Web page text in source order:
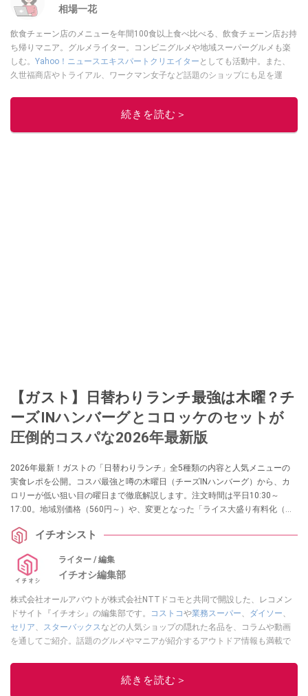
相場一花
飲食チェーン店のメニューを年間100食以上食べ比べる、飲食チェーン店お持
ち帰りマニア。グルメライター。コンビニグルメや地域スーパーグルメも楽
しむ。 Yahoo！ニュースエキスパートクリエイター としても活動中。また、
久世福商店やトライアル、ワークマン女子など話題のショップにも足を運
「週刊プレイボーイ」、宝島社「おいしい！ シャトレーゼBOOK」などでグ
ルメライター、食の専門家として出演実績あり。
続きを読む＞
【ガスト】日替わりランチ最強は木曜？チ
ーズINハンバーグとコロッケのセットが
圧倒的コスパな2026年最新版
2026年最新！ガストの「日替わりランチ」全5種類の内容と人気メニューの
実食レポを公開。コスパ最強と噂の木曜日（チーズINハンバーグ）から、カ
ロリーが低い狙い目の曜日まで徹底解説します。注文時間は平日10:30～
17:00。地域別価格（560円～）や、変更となった「ライス大盛り有料化（＋
情報を完全網羅しました。
イチオシスト
ライター / 編集
イチオシ編集部
株式会社オールアバウトが株式会社NTTドコモと共同で開設した、レコメン
ドサイト『イチオシ』の編集部です。
コストコや業務スーパー、 ダイソー、
セリア、 スターバックスなどの人気ショップの隠れた名品を、コラムや動画
を通してご紹介。話題のグルメやマニアが紹介するアウトドア情報も満載で
レビューしています。毎日トレンド情報をお届けしているので、ぜひ
してください！続きを読む＞